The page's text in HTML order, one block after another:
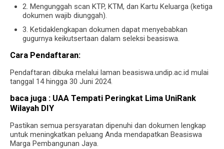
2. Mengunggah scan KTP, KTM, dan Kartu Keluarga (ketiga
dokumen wajib diunggah).
3. Ketidaklengkapan dokumen dapat menyebabkan
gugurnya keikutsertaan dalam seleksi beasiswa.
Cara Pendaftaran:
Pendaftaran dibuka melalui laman beasiswa.undip.ac.id mulai
tanggal 14 hingga 30 Juni 2024.
baca juga : UAA Tempati Peringkat Lima UniRank
Wilayah DIY
Pastikan semua persyaratan dipenuhi dan dokumen lengkap
untuk meningkatkan peluang Anda mendapatkan Beasiswa
Marga Pembangunan Jaya.